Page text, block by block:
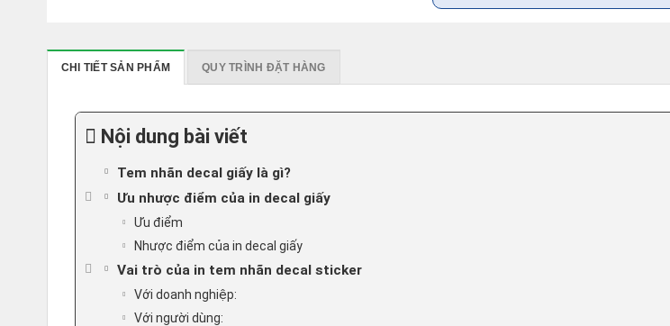
CHI TIẾT SẢN PHẨM QUY TRÌNH ĐẶT HÀNG
Nội dung bài viết
Tem nhãn decal giấy là gì?
Ưu nhược điểm của in decal giấy
Ưu điểm
Nhược điểm của in decal giấy
Vai trò của in tem nhãn decal sticker
Với doanh nghiệp:
Với người dùng: